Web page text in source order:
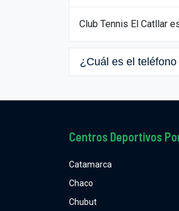
Club Tennis El Catllar
¿Cuál es el
Centros Deportivos
Catamarca
Chaco
Chubut